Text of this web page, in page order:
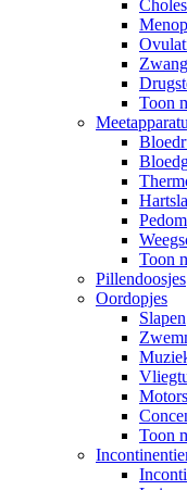
Toon
Toon
Pillendoosjes
Oordopjes
Slapen
Toon